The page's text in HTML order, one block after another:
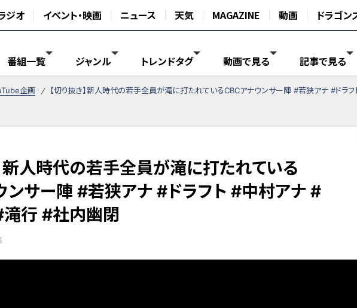
ジオ イベント・映画 ニュース 天気 MAGAZINE 動画 ドラゴン
番組一覧 ジャンル トレンドタグ 動画で見る 記事で見る
企画 【切り抜き】新人時代の若手全員が滝に打たれているCBCアナウンサー陣 #若狭アナ #ド
】新人時代の若手全員が滝に打たれている
ンサー陣 #若狭アナ #ドラフト #中村アナ #
行 #社内幽閉